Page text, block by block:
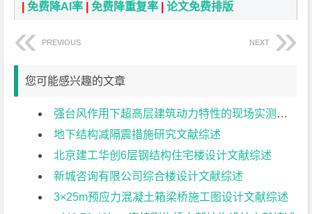
|免费降AI率 |免费降重复率 |论文免费排版
PREVIOUS NEXT
您可能感兴趣的文章
强台风作用下超高层建筑动力特性的现场实测研究文献综述
地下结构减隔震措施研究文献综述
北京建工华创6层钢结构住宅楼设计文献综述
新城咨询有限公司综合楼设计文献综述
3×25m预应力混凝土箱梁桥施工图设计文献综述